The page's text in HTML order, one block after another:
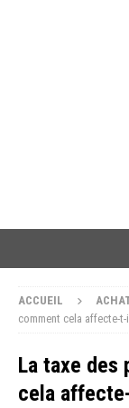
ACCUEIL
comment cela affecte-
La taxe des
cela